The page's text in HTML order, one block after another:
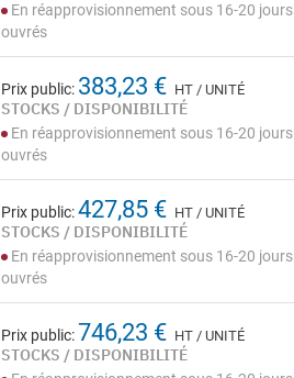
En réapprovisionnement sous 16-20 jours
ouvrés
Prix public: 383,23 € HT / UNITÉ
STOCKS / DISPONIBILITÉ
En réapprovisionnement sous 16-20 jours
ouvrés
Prix public:427,85 € HT / UNITÉ
STOCKS / DISPONIBILITÉ
En réapprovisionnement sous 16-20 jours
ouvrés
Prix public:746,23 € HT / UNITÉ
STOCKS / DISPONIBILITÉ